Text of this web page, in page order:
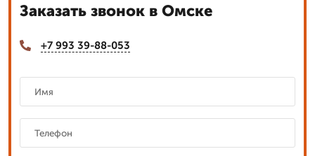
Заказать звонок в Омске
+7 993 39-88-053